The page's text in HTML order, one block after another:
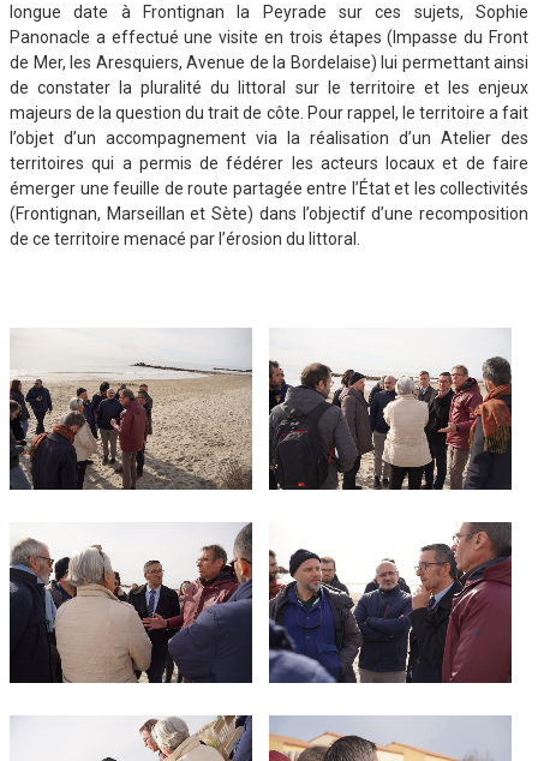
longue date à Frontignan la Peyrade sur ces sujets, Sophie
Panonacle a effectué une visite en trois étapes (Impasse du Front
de Mer, les Aresquiers, Avenue de la Bordelaise) lui permettant ainsi
de constater la pluralité du littoral sur le territoire et les enjeux
majeurs de la question du trait de côte. Pour rappel, le territoire a fait
l’objet d’un accompagnement via la réalisation d’un Atelier des
territoires qui a permis de fédérer les acteurs locaux et de faire
émerger une feuille de route partagée entre l’État et les collectivités
(Frontignan, Marseillan et Sète) dans l’objectif d’une recomposition
de ce territoire menacé par l’érosion du littoral.